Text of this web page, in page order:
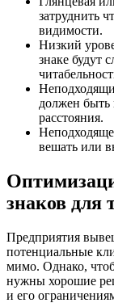
затруднить
видимости.
Низкий
знаке будут
должен быть
расстояния.
вешать или
знаков для
Предприятия
потенциальные
мимо. Однако,
нужны хорошие
и его